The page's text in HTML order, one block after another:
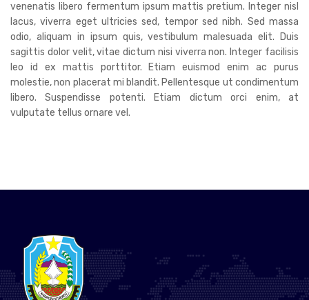
venenatis libero fermentum ipsum mattis pretium. Integer nisl
lacus, viverra eget ultricies sed, tempor sed nibh. Sed massa
odio, aliquam in ipsum quis, vestibulum malesuada elit. Duis
sagittis dolor velit, vitae dictum nisi viverra non. Integer facilisis
leo id ex mattis porttitor. Etiam euismod enim ac purus
molestie, non placerat mi blandit. Pellentesque ut condimentum
libero. Suspendisse potenti. Etiam dictum orci enim, at
vulputate tellus ornare vel.